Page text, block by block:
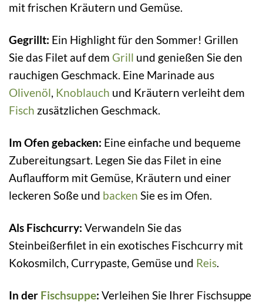
mit frischen Kräutern und Gemüse.
Gegrillt: Ein Highlight für den Sommer! Grillen
Sie das Filet auf dem Grill und genießen Sie den
rauchigen Geschmack. Eine Marinade aus
Olivenöl, Knoblauch und Kräutern verleiht dem
Fisch zusätzlichen Geschmack.
Im Ofen gebacken: Eine einfache und bequeme
Zubereitungsart. Legen Sie das Filet in eine
Auflaufform mit Gemüse, Kräutern und einer
leckeren Soße und backen Sie es im Ofen.
Als Fischcurry: Verwandeln Sie das
Steinbeißerfilet in ein exotisches Fischcurry mit
Kokosmilch, Currypaste, Gemüse und Reis.
In der Fischsuppe: Verleihen Sie Ihrer Fischsuppe